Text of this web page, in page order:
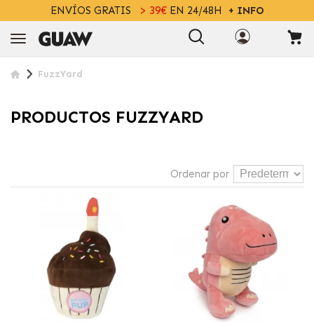
ENVÍOS GRATIS > 39€EN 24/48H + INFO
FuzzYard
PRODUCTOS FUZZYARD
Ordenar por